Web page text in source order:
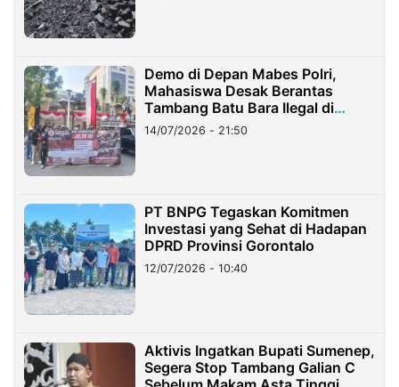
Demo di Depan Mabes Polri,
Mahasiswa Desak Berantas
Tambang Batu Bara Ilegal di
Lampung
14/07/2026 - 21:50
PT BNPG Tegaskan Komitmen
Investasi yang Sehat di Hadapan
DPRD Provinsi Gorontalo
12/07/2026 - 10:40
Aktivis Ingatkan Bupati Sumenep,
Segera Stop Tambang Galian C